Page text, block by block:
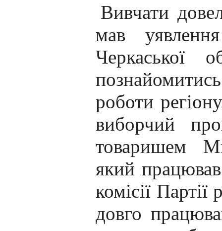
Вивчати
мав
Черкаської
роботи
виборчий
товаришем
який працював
комісії
довго